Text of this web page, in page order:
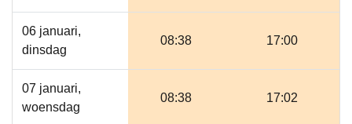
06 januari,
dinsdag
08:38 17:00
07 januari,
woensdag
08:38 17:02